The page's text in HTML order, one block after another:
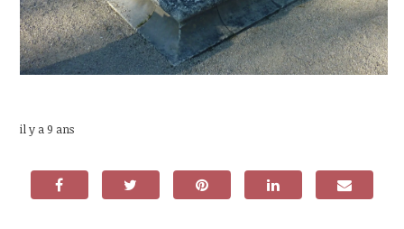
il y a 9 ans